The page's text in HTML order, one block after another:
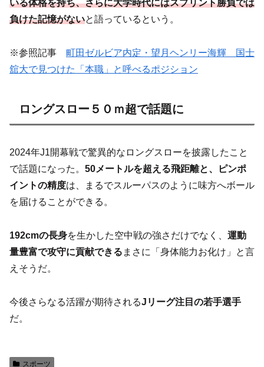
いる体格を持ち、さらに大学時代にはスプリント勝負では
負けた記憶がないと語っているという。
※参照記事 町田ゼルビア内定・望月ヘンリー海輝 国士
舘大で見つけた「本職」と呼べるポジション
ロングスロー５０ｍ超で話題に
2024年J1開幕戦で驚異的なロングスローを披露したこと
で話題になった。 50メートルを超える飛距離と、ピンポ
イントの精度は、まるでスルーパスのように味方へボール
を届けることができる。
192cmの長身を生かした空中戦の強さだけでなく、 運動
量豊富で攻守に貢献できる まさに「身体能力お化け」と言
えそうだ。
今後さらなる活躍が期待されるJリーグ注目の若手選手
だ。
スポーツ